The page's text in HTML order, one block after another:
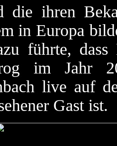
die ihren
in Europa
führte,
im Jahr
live auf
Gast ist.